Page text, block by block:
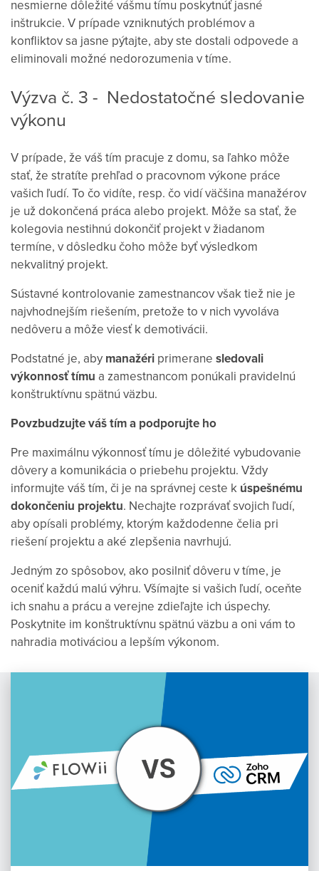
nesmierne dôležité vášmu tímu poskytnúť jasné
inštrukcie. V prípade vzniknutých problémov a
konfliktov sa jasne pýtajte, aby ste dostali odpovede a
eliminovali možné nedorozumenia v tíme.
Výzva č. 3 - Nedostatočné sledovanie
výkonu
V prípade, že váš tím pracuje z domu, sa ľahko môže
stať, že stratíte prehľad o pracovnom výkone práce
vašich ľudí. To čo vidíte, resp. čo vidí väčšina manažérov
je už dokončená práca alebo projekt. Môže sa stať, že
kolegovia nestihnú dokončiť projekt v žiadanom
termíne, v dôsledku čoho môže byť výsledkom
nekvalitný projekt.
Sústavné kontrolovanie zamestnancov však tiež nie je
najvhodnejším riešením, pretože to v nich vyvoláva
nedôveru a môže viesť k demotivácii.
Podstatné je, aby manažéri primerane sledovali
výkonnosť tímu a zamestnancom ponúkali pravidelnú
konštruktívnu spätnú väzbu.
Povzbudzujte váš tím a podporujte ho
Pre maximálnu výkonnosť tímu je dôležité vybudovanie
dôvery a komunikácia o priebehu projektu. Vždy
informujte váš tím, či je na správnej ceste k úspešnému
dokončeniu projektu. Nechajte rozprávať svojich ľudí,
aby opísali problémy, ktorým každodenne čelia pri
riešení projektu a aké zlepšenia navrhujú.
Jedným zo spôsobov, ako posilniť dôveru v tíme, je
oceniť každú malú výhru. Všímajte si vašich ľudí, oceňte
ich snahu a prácu a verejne zdieľajte ich úspechy.
Poskytnite im konštruktívnu spätnú väzbu a oni vám to
nahradia motiváciou a lepším výkonom.